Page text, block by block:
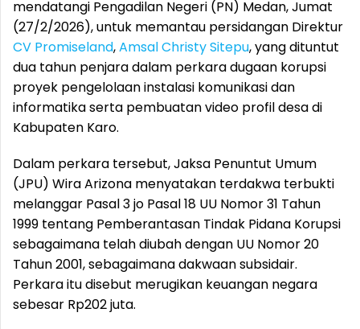
mendatangi Pengadilan Negeri (PN) Medan, Jumat
(27/2/2026), untuk memantau persidangan Direktur
CV Promiseland,Amsal Christy Sitepu, yang dituntut
dua tahun penjara dalam perkara dugaan korupsi
proyek pengelolaan instalasi komunikasi dan
informatika serta pembuatan video profil desa di
Kabupaten Karo.
Dalam perkara tersebut, Jaksa Penuntut Umum
(JPU) Wira Arizona menyatakan terdakwa terbukti
melanggar Pasal 3 jo Pasal 18 UU Nomor 31 Tahun
1999 tentang Pemberantasan Tindak Pidana Korupsi
sebagaimana telah diubah dengan UU Nomor 20
Tahun 2001, sebagaimana dakwaan subsidair.
Perkara itu disebut merugikan keuangan negara
sebesar Rp202 juta.